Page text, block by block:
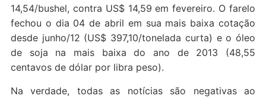
14,54/bushel, contra US$ 14,59 em fevereiro. O farelo
fechou o dia 04 de abril em sua mais baixa cotação
desde junho/12 (US$ 397,10/tonelada curta) e o óleo
de soja na mais baixa do ano de 2013 (48,55
centavos de dólar por libra peso).
Na verdade, todas as notícias são negativas ao